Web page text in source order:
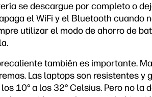
se descargue por completo o
el WiFi y el Bluetooth cuando
utilizar el modo de ahorro de
también es importante.
Las laptops son resistentes y
10° a los 32° Celsius. Pero no la